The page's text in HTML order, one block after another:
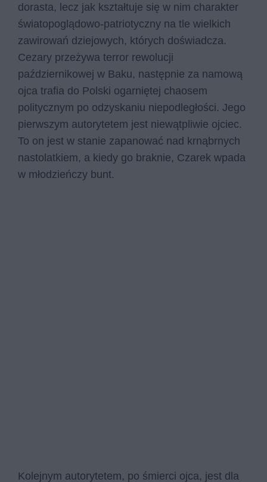
dorasta, lecz jak kształtuje się w nim charakter
światopoglądowo-patriotyczny na tle wielkich
zawirowań dziejowych, których doświadcza.
Cezary przeżywa terror rewolucji
październikowej w Baku, następnie za namową
ojca trafia do Polski ogarniętej chaosem
politycznym po odzyskaniu niepodległości. Jego
pierwszym autorytetem jest niewątpliwie ojciec.
To on jest w stanie zapanować nad krnąbrnych
nastolatkiem, a kiedy go braknie, Czarek wpada
w młodzieńczy bunt.
Kolejnym autorytetem, po śmierci ojca, jest dla